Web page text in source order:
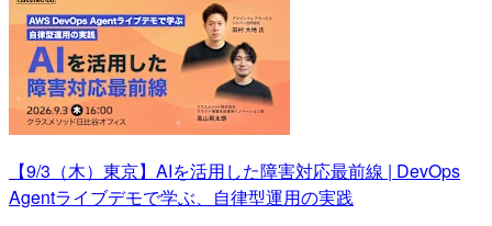
【9/3（木）東京】AIを活用した障害対応最前線 | DevOps
Agentライブデモで学ぶ、自律型運用の実践